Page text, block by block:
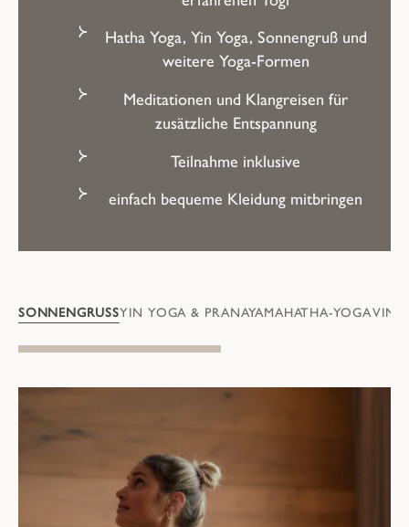
Hatha Yoga, Yin Yoga, Sonnengruß und
weitere Yoga-Formen
Meditationen und Klangreisen für
zusätzliche Entspannung
Teilnahme inklusive
einfach bequeme Kleidung mitbringen
SONNENGRUSSYIN YOGA & PRANAYAMAHATHA-YOGA